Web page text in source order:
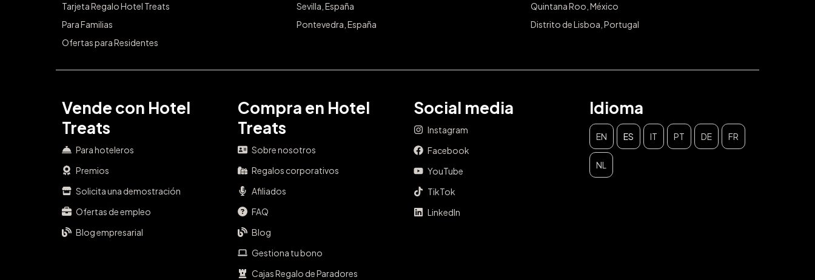
Tarjeta Regalo Hotel Treats
Para Familias
Ofertas para Residentes
Sevilla, España
Pontevedra, España
Quintana Roo, México
Distrito de Lisboa, Portugal
Vende con Hotel
Treats
Para hoteleros
Premios
Solicita una demostración
Ofertas de empleo
Blog empresarial
Compra en Hotel
Treats
Sobre nosotros
Regalos corporativos
Afiliados
FAQ
Blog
Gestiona tu bono
Cajas Regalo de Paradores
Social media
Instagram
Facebook
YouTube
TikTok
LinkedIn
Idioma
EN ES IT PT DE FR
NL